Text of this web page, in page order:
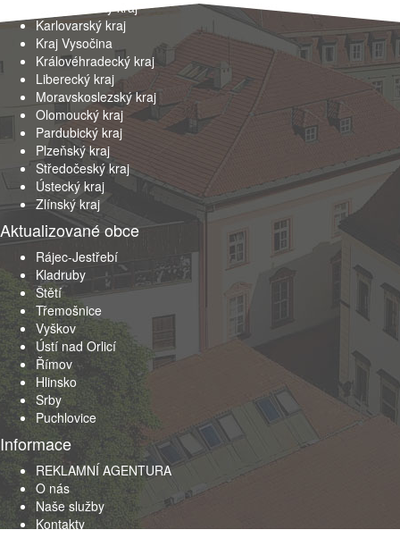
Jihomoravský kraj
Karlovarský kraj
Kraj Vysočina
Královéhradecký kraj
Liberecký kraj
Moravskoslezský kraj
Olomoucký kraj
Pardubický kraj
Plzeňský kraj
Středočeský kraj
Ústecký kraj
Zlínský kraj
Aktualizované obce
Rájec-Jestřebí
Kladruby
Štětí
Třemošnice
Vyškov
Ústí nad Orlicí
Římov
Hlinsko
Srby
Puchlovice
Informace
REKLAMNÍ AGENTURA
O nás
Naše služby
Kontakty